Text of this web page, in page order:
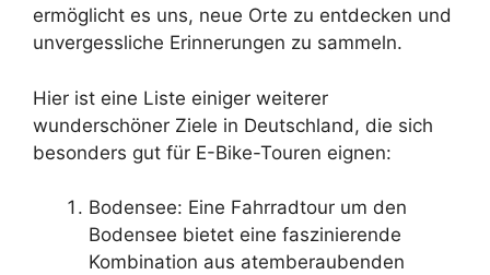
ermöglicht es uns, neue Orte zu entdecken und
unvergessliche Erinnerungen zu sammeln.
Hier ist eine Liste einiger weiterer
wunderschöner Ziele in Deutschland, die sich
besonders gut für E-Bike-Touren eignen:
Bodensee: Eine Fahrradtour um den
Bodensee bietet eine faszinierende
Kombination aus atemberaubenden